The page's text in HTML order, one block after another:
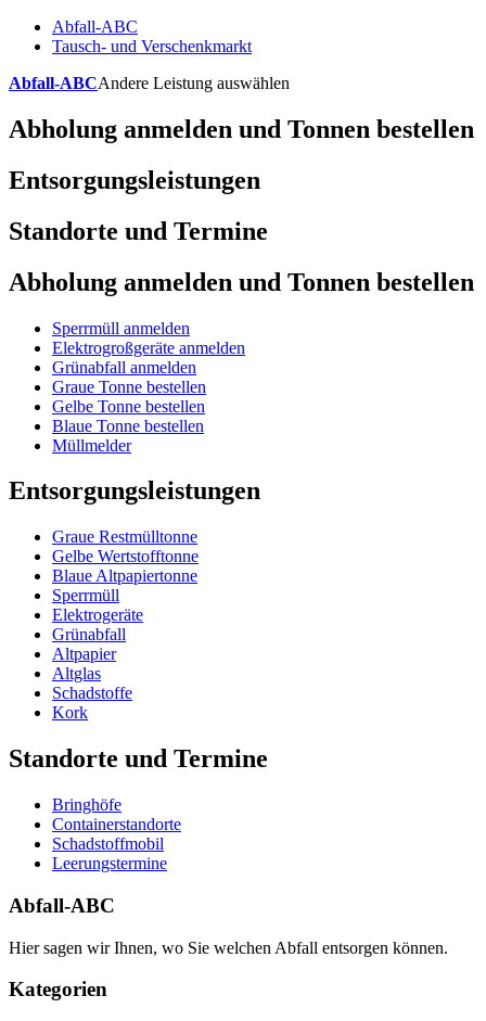
Abfall-ABC
Tausch- und Verschenkmarkt
Abfall-ABCAndere Leistung auswählen
Abholung anmelden und Tonnen bestellen
Entsorgungsleistungen
Standorte und Termine
Abholung anmelden und Tonnen bestellen
Sperrmüll anmelden
Elektrogroßgeräte anmelden
Grünabfall anmelden
Graue Tonne bestellen
Gelbe Tonne bestellen
Blaue Tonne bestellen
Müllmelder
Entsorgungsleistungen
Graue Restmülltonne
Gelbe Wertstofftonne
Blaue Altpapiertonne
Sperrmüll
Elektrogeräte
Grünabfall
Altpapier
Altglas
Schadstoffe
Kork
Standorte und Termine
Bringhöfe
Containerstandorte
Schadstoffmobil
Leerungstermine
Abfall-ABC
Hier sagen wir Ihnen, wo Sie welchen Abfall entsorgen können.
Kategorien